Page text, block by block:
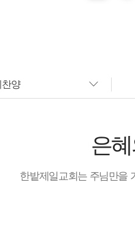
찬양
은
한밭제일교회는 주님만을